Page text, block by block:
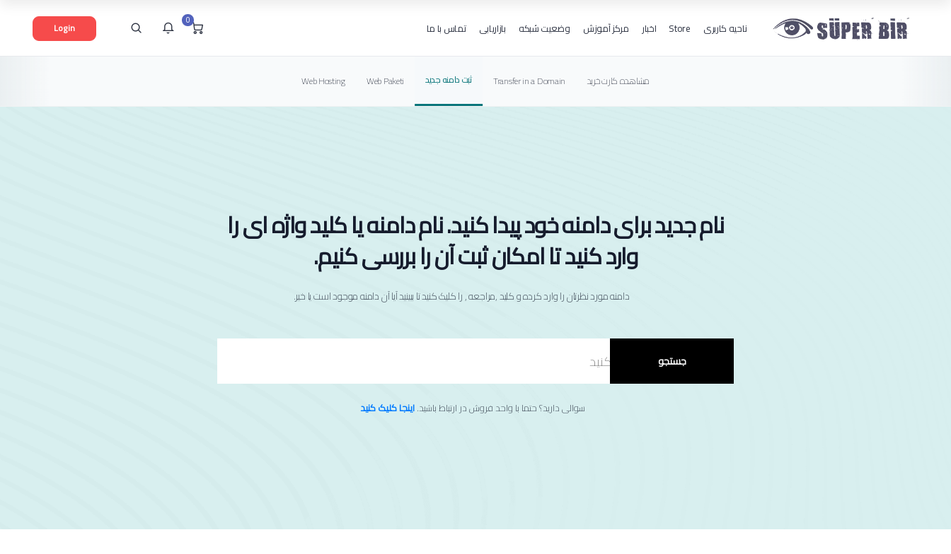
ناحیه کاربری Store اخبار مرکز آموزش وضعیت شبکه بازاریابی تماس با ما 0
Login
Web Hosting Web Paketi ثبت دامنه جدید Transfer in a Domain مشاهده کارت خرید
نام جدید برای دامنه خود پیدا کنید. نام دامنه یا کلید واژه ای را
وارد کنید تا امکان ثبت آن را بررسی کنیم.
دامنه مورد نظرتان را وارد کرده و کلید ,مراجعه , را کلیک کنید تا ببینید آیا آن دامنه موجود است یا خیر.
جستجو
سوالی دارید؟ حتما با واحد فروش در ارتباط باشید.اینجا کلیک کنید